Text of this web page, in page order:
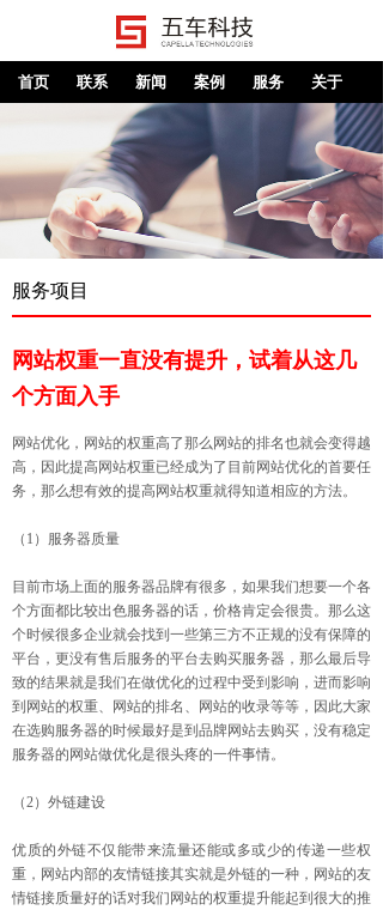
首页 联系 新闻 案例 服务 关于
服务项目
网站权重一直没有提升，试着从这几
个方面入手
网站优化，网站的权重高了那么网站的排名也就会变得越
高，因此提高网站权重已经成为了目前网站优化的首要任
务，那么想有效的提高网站权重就得知道相应的方法。
（1）服务器质量
目前市场上面的服务器品牌有很多，如果我们想要一个各
个方面都比较出色服务器的话，价格肯定会很贵。那么这
个时候很多企业就会找到一些第三方不正规的没有保障的
平台，更没有售后服务的平台去购买服务器，那么最后导
致的结果就是我们在做优化的过程中受到影响，进而影响
到网站的权重、网站的排名、网站的收录等等，因此大家
在选购服务器的时候最好是到品牌网站去购买，没有稳定
服务器的网站做优化是很头疼的一件事情。
（2）外链建设
优质的外链不仅能带来流量还能或多或少的传递一些权
重，网站内部的友情链接其实就是外链的一种，网站的友
情链接质量好的话对我们网站的权重提升能起到很大的推